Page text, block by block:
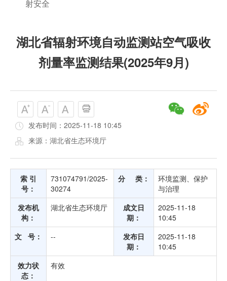
射安全
湖北省辐射环境自动监测站空气吸收
剂量率监测结果(2025年9月)
发布时间：2025-11-18 10:45
来源：湖北省生态环境厅
索 引
号：
731074791/2025-
30274
分 类：
环境监测、保护
与治理
发布机
构：
湖北省生态环境厅
成文日
期：
2025-11-18
10:45
文 号：
--
发布日
期：
2025-11-18
10:45
效力状
态：
有效